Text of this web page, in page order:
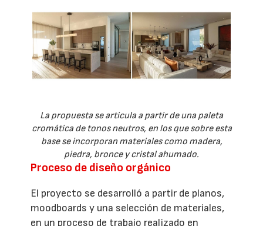
La propuesta se articula a partir de una paleta
cromática de tonos neutros, en los que sobre esta
base se incorporan materiales como madera,
piedra, bronce y cristal ahumado.
Proceso de diseño orgánico
El proyecto se desarrolló a partir de planos,
moodboards y una selección de materiales,
en un proceso de trabajo realizado en